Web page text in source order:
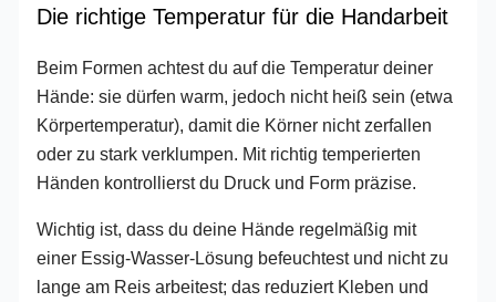
Die richtige Temperatur für die Handarbeit
Beim Formen achtest du auf die Temperatur deiner
Hände: sie dürfen warm, jedoch nicht heiß sein (etwa
Körpertemperatur), damit die Körner nicht zerfallen
oder zu stark verklumpen. Mit richtig temperierten
Händen kontrollierst du Druck und Form präzise.
Wichtig ist, dass du deine Hände regelmäßig mit
einer Essig-Wasser-Lösung befeuchtest und nicht zu
lange am Reis arbeitest; das reduziert Kleben und